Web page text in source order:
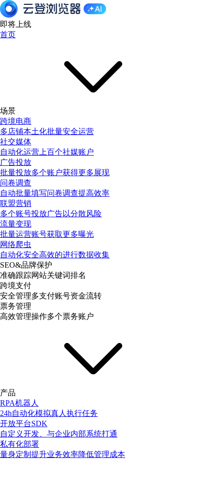
即将上线
首页
场景
跨境电商
多店铺本土化批量安全运营
社交媒体
自动化运营上百个社媒账户
广告投放
批量投放多个账户获得更多展现
问卷调查
自动批量填写问卷调查提高效率
联盟营销
多个账号投放广告以分散风险
流量变现
批量运营账号获取更多曝光
网络爬虫
自动化安全高效的进行数据收集
SEO&品牌保护
准确跟踪网站关键词排名
跨境支付
安全管理多支付账号资金流转
票务管理
高效管理操作多个票务账户
产品
RPA机器人
24h自动化模拟真人执行任务
开放平台SDK
自定义开发、与企业内部系统打通
私有化部署
量身定制提升业务效率降低管理成本